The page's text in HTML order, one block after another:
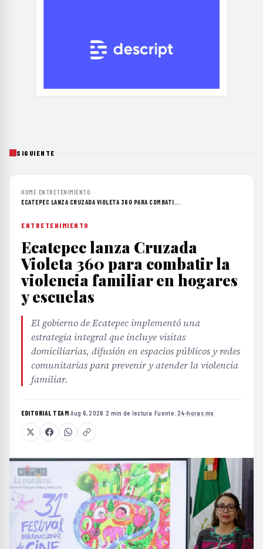
SIGUIENTE
HOME›ENTRETENIMIENTO›
ECATEPEC LANZA CRUZADA VIOLETA 360 PARA COMBATI...
ENTRETENIMIENTO
Ecatepec lanza Cruzada
Violeta 360 para combatir la
violencia familiar en hogares
y escuelas
El gobierno de Ecatepec implementó una
estrategia integral que incluye visitas
domiciliarias, difusión en espacios públicos y redes
comunitarias para prevenir y atender la violencia
familiar.
EDITORIAL TEAM·Aug 6, 2026 ·2 min de lectura ·Fuente:24-horas.mx